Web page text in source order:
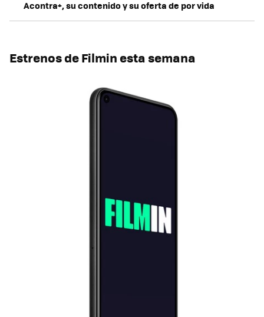
Acontra+, su contenido y su oferta de por vida
Estrenos de Filmin esta semana